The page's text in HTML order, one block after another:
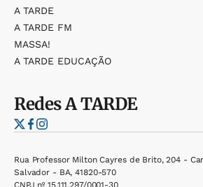
A TARDE
A TARDE FM
MASSA!
A TARDE EDUCAÇÃO
RedesA TARDE
Rua Professor Milton Cayres de Brito, 204 -
Salvador - BA, 41820-570